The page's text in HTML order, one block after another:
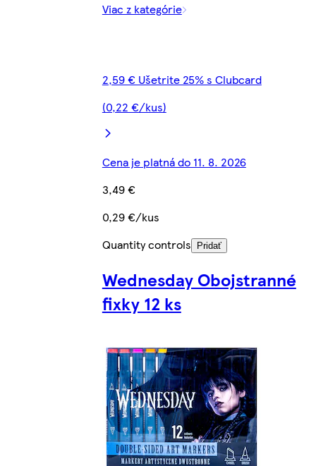
Viac z kategórie
2,59 € Ušetrite 25% s Clubcard
(0,22 €/kus)
Cena je platná do 11. 8. 2026
3,49 €
0,29 €/kus
Quantity controls
Pridať
Wednesday Obojstranné
fixky 12 ks